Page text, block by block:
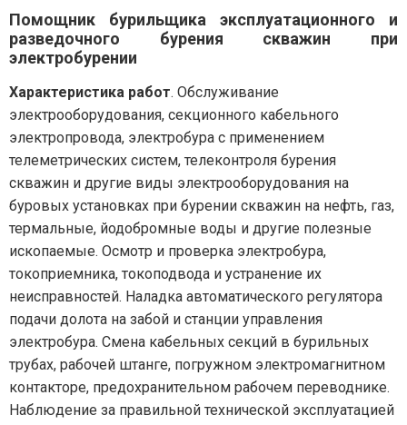
Помощник бурильщика эксплуатационного и
разведочного бурения скважин при
электробурении
Характеристика работ. Обслуживание
электрооборудования, секционного кабельного
электропровода, электробура с применением
телеметрических систем, телеконтроля бурения
скважин и другие виды электрооборудования на
буровых установках при бурении скважин на нефть, газ,
термальные, йодобромные воды и другие полезные
ископаемые. Осмотр и проверка электробура,
токоприемника, токоподвода и устранение их
неисправностей. Наладка автоматического регулятора
подачи долота на забой и станции управления
электробура. Смена кабельных секций в бурильных
трубах, рабочей штанге, погружном электромагнитном
контакторе, предохранительном рабочем переводнике.
Наблюдение за правильной технической эксплуатацией